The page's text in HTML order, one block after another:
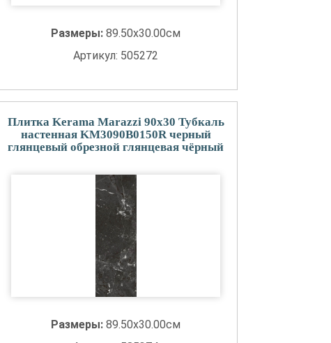
Размеры:89.50x30.00см
Артикул: 505272
Плитка Kerama Marazzi 90x30 Тубкаль
настенная KM3090B0150R черный
глянцевый обрезной глянцевая чёрный
Размеры:89.50x30.00см